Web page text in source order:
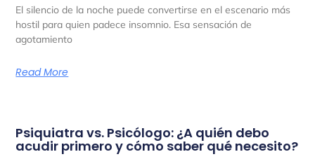
El silencio de la noche puede convertirse en el escenario más
hostil para quien padece insomnio. Esa sensación de
agotamiento
Read More
Psiquiatra vs. Psicólogo: ¿A quién debo
acudir primero y cómo saber qué necesito?